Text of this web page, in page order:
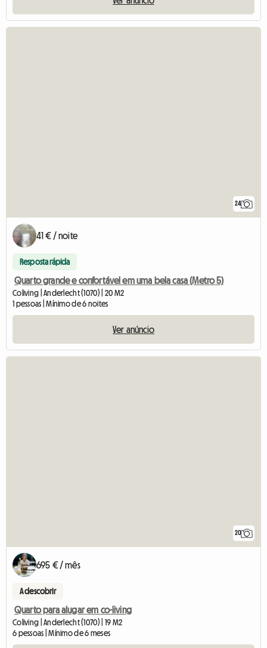
24
41 € / noite
Resposta rápida
Quarto grande e confortável em uma bela casa (Metro 5)
Coliving | Anderlecht (1070) | 20 M2
1 pessoas | Mínimo de 6 noites
Ver anúncio
20
695 € / mês
A descobrir
Quarto para alugar em co-living
Coliving | Anderlecht (1070) | 19 M2
6 pessoas | Mínimo de 6 meses